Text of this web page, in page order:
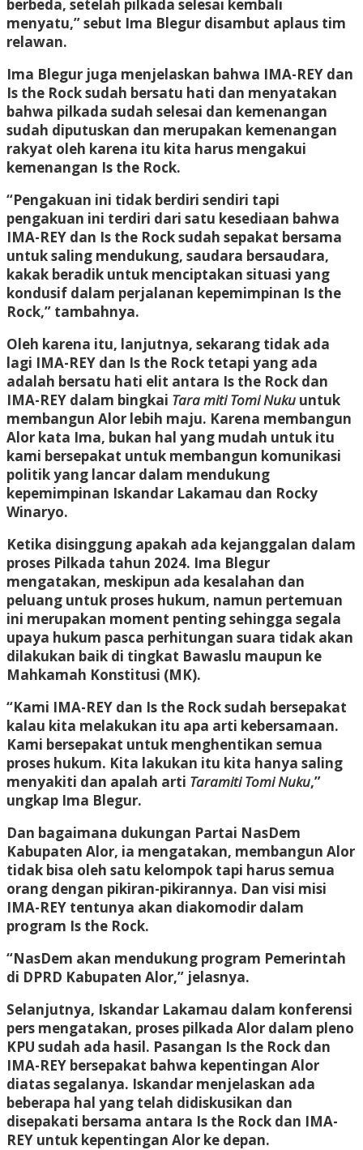
berbeda, setelah pilkada selesai kembali
menyatu,” sebut Ima Blegur disambut aplaus tim
relawan.
Ima Blegur juga menjelaskan bahwa IMA-REY dan
Is the Rock sudah bersatu hati dan menyatakan
bahwa pilkada sudah selesai dan kemenangan
sudah diputuskan dan merupakan kemenangan
rakyat oleh karena itu kita harus mengakui
kemenangan Is the Rock.
“Pengakuan ini tidak berdiri sendiri tapi
pengakuan ini terdiri dari satu kesediaan bahwa
IMA-REY dan Is the Rock sudah sepakat bersama
untuk saling mendukung, saudara bersaudara,
kakak beradik untuk menciptakan situasi yang
kondusif dalam perjalanan kepemimpinan Is the
Rock,” tambahnya.
Oleh karena itu, lanjutnya, sekarang tidak ada
lagi IMA-REY dan Is the Rock tetapi yang ada
adalah bersatu hati elit antara Is the Rock dan
IMA-REY dalam bingkai Tara miti Tomi Nuku untuk
membangun Alor lebih maju. Karena membangun
Alor kata Ima, bukan hal yang mudah untuk itu
kami bersepakat untuk membangun komunikasi
politik yang lancar dalam mendukung
kepemimpinan Iskandar Lakamau dan Rocky
Winaryo.
Ketika disinggung apakah ada kejanggalan dalam
proses Pilkada tahun 2024. Ima Blegur
mengatakan, meskipun ada kesalahan dan
peluang untuk proses hukum, namun pertemuan
ini merupakan moment penting sehingga segala
upaya hukum pasca perhitungan suara tidak akan
dilakukan baik di tingkat Bawaslu maupun ke
Mahkamah Konstitusi (MK).
“Kami IMA-REY dan Is the Rock sudah bersepakat
kalau kita melakukan itu apa arti kebersamaan.
Kami bersepakat untuk menghentikan semua
proses hukum. Kita lakukan itu kita hanya saling
menyakiti dan apalah arti Taramiti Tomi Nuku,”
ungkap Ima Blegur.
Dan bagaimana dukungan Partai NasDem
Kabupaten Alor, ia mengatakan, membangun Alor
tidak bisa oleh satu kelompok tapi harus semua
orang dengan pikiran-pikirannya. Dan visi misi
IMA-REY tentunya akan diakomodir dalam
program Is the Rock.
“NasDem akan mendukung program Pemerintah
di DPRD Kabupaten Alor,” jelasnya.
Selanjutnya, Iskandar Lakamau dalam konferensi
pers mengatakan, proses pilkada Alor dalam pleno
KPU sudah ada hasil. Pasangan Is the Rock dan
IMA-REY bersepakat bahwa kepentingan Alor
diatas segalanya. Iskandar menjelaskan ada
beberapa hal yang telah didiskusikan dan
disepakati bersama antara Is the Rock dan IMA-
REY untuk kepentingan Alor ke depan.